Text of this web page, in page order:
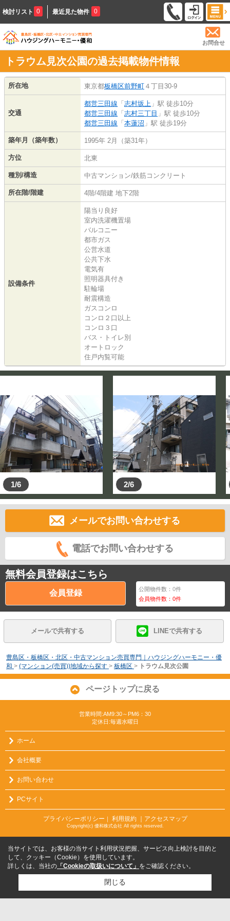
検討リスト 0 最近見た物件 0
お問合せ
トラウム見次公園の過去掲載物件情報
所在地 東京都板橋区前野町 ４丁目30-9
交通
都営三田線 「 志村坂上 」駅 徒歩10分
都営三田線 「 志村三丁目 」駅 徒歩10分
都営三田線 「 本蓮沼 」駅 徒歩19分
築年月（築年数） 1995年 2月（築31年）
方位 北東
種別/構造 中古マンション/鉄筋コンクリート
所在階/階建 4階/4階建 地下2階
設備条件
陽当り良好
室内洗濯機置場
バルコニー
都市ガス
公営水道
公共下水
電気有
照明器具付き
駐輪場
耐震構造
ガスコンロ
コンロ２口以上
コンロ３口
バス・トイレ別
オートロック
住戸内覧可能
1/6 2/6
メールでお問い合わせする
電話でお問い合わせする
無料会員登録はこちら
会員登録 公開物件数：0件
会員物件数：0件
メールで共有する LINEで共有する
豊島区・板橋区・北区・中古マンション売買専門｜ハウジングハーモニー・優
和 > (マンション(売買))地域から探す > 板橋区 > トラウム見次公園
ページトップに戻る
営業時間:AM9:30～PM6：30
定休日:毎週水曜日
ホーム
会社概要
お問い合わせ
PCサイト
プライバシーポリシー ｜ 利用規約 ｜アクセスマップ
Copyright(c) 優和株式会社 All rights reserved.
当サイトでは、お客様の当サイト利用状況把握、サービス向上検討を目的と
して、クッキー（Cookie）を使用しています。
詳しくは、当社の 「Cookieの取扱いについて」 をご確認ください。
閉じる